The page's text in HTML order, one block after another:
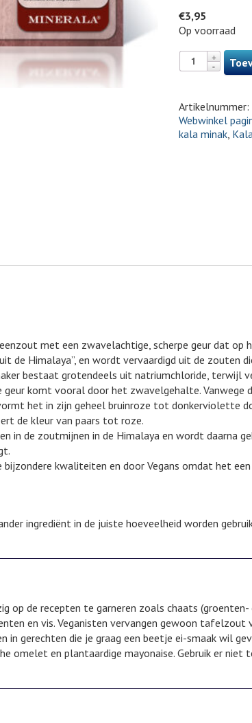
€3,95
Op voorraad
Artikelnummer:
Webwinkel
kala minak,
met een zwavelachtige, scherpe geur dat op
de Himalaya”, en wordt vervaardigd uit de zouten
bestaat grotendeels uit natriumchloride, terwijl
komt vooral door het zwavelgehalte. Vanwege
het in zijn geheel bruinroze tot donkerviolette
de kleur van paars tot roze.
in de zoutmijnen in de Himalaya en wordt daarna
bijzondere kwaliteiten en door Vegans omdat het
ingrediënt in de juiste hoeveelheid worden
op de recepten te garneren zoals chaats
en vis. Veganisten vervangen gewoon
in gerechten die je graag een beetje ei-smaak wil
omelet en plantaardige mayonaise. Gebruik er niet